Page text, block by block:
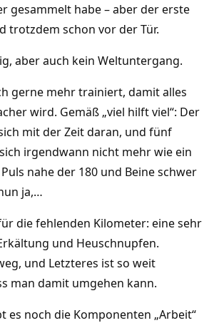
gesammelt habe – aber der erste
trotzdem schon vor der Tür.
aber auch kein Weltuntergang.
gerne mehr trainiert, damit alles
wird. Gemäß „viel hilft viel“: Der
mit der Zeit daran, und fünf
irgendwann nicht mehr wie ein
nahe der 180 und Beine schwer
ja,…
die fehlenden Kilometer: eine sehr
und Heuschnupfen.
und Letzteres ist so weit
man damit umgehen kann.
es noch die Komponenten „Arbeit“